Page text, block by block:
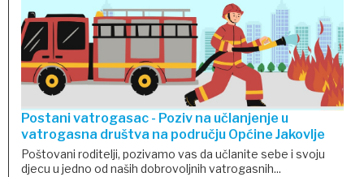
Postani vatrogasac - Poziv na učlanjenje u
vatrogasna društva na području Općine Jakovlje
Poštovani roditelji, pozivamo vas da učlanite sebe i svoju
djecu u jedno od naših dobrovoljnih vatrogasnih...